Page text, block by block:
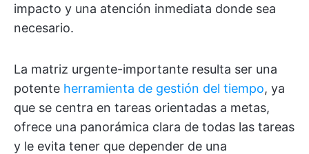
impacto y una atención inmediata donde sea
necesario.
La matriz urgente-importante resulta ser una
potente herramienta de gestión del tiempo, ya
que se centra en tareas orientadas a metas,
ofrece una panorámica clara de todas las tareas
y le evita tener que depender de una